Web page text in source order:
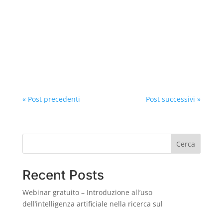
« Post precedenti Post successivi »
Cerca
Recent Posts
Webinar gratuito – Introduzione all’uso
dell’intelligenza artificiale nella ricerca sul